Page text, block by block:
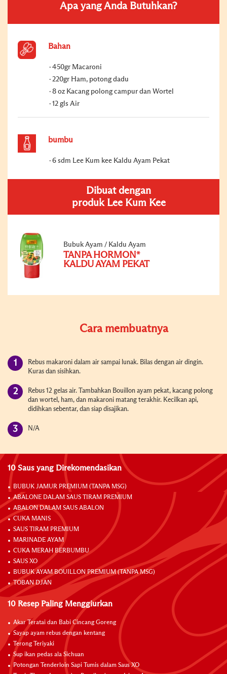
Apa yang Anda Butuhkan?
Bahan
450gr Macaroni
220gr Ham, potong dadu
8 oz Kacang polong campur dan Wortel
12 gls Air
bumbu
6 sdm Lee Kum kee Kaldu Ayam Pekat
Dibuat dengan
produk Lee Kum Kee
Bubuk Ayam / Kaldu Ayam
TANPA HORMON*
KALDU AYAM PEKAT
Cara membuatnya
Rebus makaroni dalam air sampai lunak. Bilas dengan air dingin.
Kuras dan sisihkan.
Rebus 12 gelas air. Tambahkan Bouillon ayam pekat, kacang polong
dan wortel, ham, dan makaroni matang terakhir. Kecilkan api,
didihkan sebentar, dan siap disajikan.
N/A
10 Saus yang Direkomendasikan
BUBUK JAMUR PREMIUM (TANPA MSG)
ABALONE DALAM SAUS TIRAM PREMIUM
ABALON DALAM SAUS ABALON
CUKA MANIS
SAUS TIRAM PREMIUM
MARINADE AYAM
CUKA MERAH BERBUMBU
SAUS XO
BUBUK AYAM BOUILLON PREMIUM (TANPA MSG)
TOBAN DJAN
10 Resep Paling Menggiurkan
Akar Teratai dan Babi Cincang Goreng
Sayap ayam rebus dengan kentang
Terong Teriyaki
Sup ikan pedas ala Sichuan
Potongan Tenderloin Sapi Tumis dalam Saus XO